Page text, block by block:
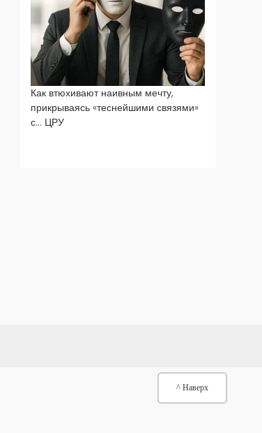
Как втюхивают наивным мечту,
прикрываясь «теснейшими связями»
с… ЦРУ
^ Наверх